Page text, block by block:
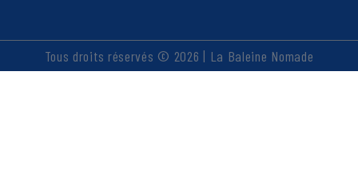
Tous droits réservés © 2026 | La Baleine Nomade